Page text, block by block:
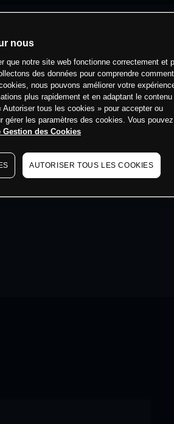
nous
que notre site web fonctionne correctement et
des données pour comprendre
nous pouvons améliorer votre
plus rapidement et en adaptant le contenu
tous les cookies » pour accepter ou
les paramètres des cookies. Vous
Gestion des Cookies
AUTORISER TOUS LES COOKIES